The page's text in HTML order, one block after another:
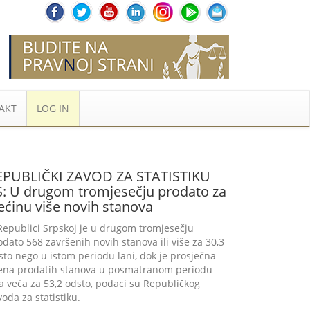
LOG IN
ZAVOD ZA STATISTIKU
U drugom tromjesečju prodato za
više novih stanova
Srpskoj je u drugom tromjesečju
568 završenih novih stanova ili više za 30,3
nego u istom periodu lani, dok je prosječna
prodatih stanova u posmatranom periodu
veća za 53,2 odsto, podaci su Republičkog
za statistiku.